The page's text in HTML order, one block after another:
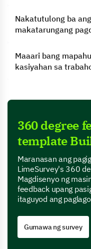
Nakatutulong ba
makatarungang
Maaari bang
kasiyahan sa
360 degree
template
Maranasan ang
LimeSurvey's 360
Magdisenyo ng
feedback upang
itaguyod ang
Gumawa ng survey